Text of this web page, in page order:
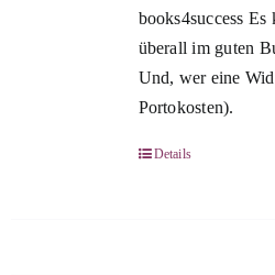
books4success
überall im guten
Und, wer eine
Portokosten).
Details